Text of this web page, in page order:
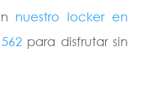
nuestro locker en
para disfrutar sin